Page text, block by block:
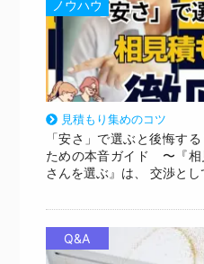
ノウハウ
見積もり集めのコツ
「安さ」で選ぶと後悔す
ための本音ガイド 〜『相
さんを選ぶ』は、 交渉と
Q&A